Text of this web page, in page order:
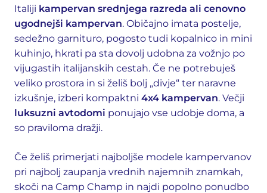
Italiji kampervan srednjega razreda ali cenovno
ugodnejši kampervan. Običajno imata postelje,
sedežno garnituro, pogosto tudi kopalnico in mini
kuhinjo, hkrati pa sta dovolj udobna za vožnjo po
vijugastih italijanskih cestah. Če ne potrebuješ
veliko prostora in si želiš bolj „divje“ ter naravne
izkušnje, izberi kompaktni 4x4 kampervan. Večji
luksuzni avtodomi ponujajo vse udobje doma, a
so praviloma dražji.
Če želiš primerjati najboljše modele kampervanov
pri najbolj zaupanja vrednih najemnih znamkah,
skoči na Camp Champ in najdi popolno ponudbo